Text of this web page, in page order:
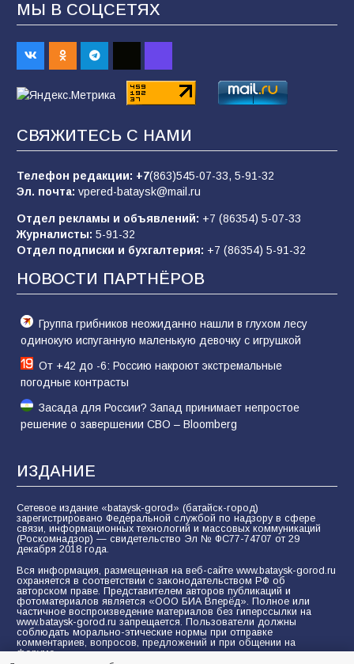
Командовал боем до последнего: герой
Евгений Остапенко
05.08.2026
Батайчане вышли в финал Всероссийского
конкурса «Большая перемена»
62 04.08.2026
В детском саду № 17 прошёл конкурс «Мини-
Мисс»
53 08.08.2026
МЫ В СОЦСЕТЯХ
СВЯЖИТЕСЬ С НАМИ
Телефон редакции: +7(863)545-07-33, 5-91-32
Эл. почта: vpered-bataysk@mail.ru
Отдел рекламы и объявлений: +7 (86354) 5-07-33
Журналисты: 5-91-32
Отдел подписки и бухгалтерия: +7 (86354) 5-91-32
НОВОСТИ ПАРТНЁРОВ
Группа грибников неожиданно нашли в глухом лесу
одинокую испуганную маленькую девочку с игрушкой
От +42 до -6: Россию накроют экстремальные
погодные контрасты
Засада для России? Запад принимает непростое
решение о завершении СВО – Bloomberg
ИЗДАНИЕ
Сетевое издание «bataysk-gorod» (батайск-город)
зарегистрировано Федеральной службой по надзору в сфере
связи, информационных технологий и массовых коммуникаций
(Роскомнадзор) — свидетельство Эл № ФС77-74707 от 29
декабря 2018 года.
Вся информация, размещенная на веб-сайте www.bataysk-gorod.ru
охраняется в соответствии с законодательством РФ об
авторском праве. Представителем авторов публикаций и
фотоматериалов является «ООО БИА Вперёд». Полное или
частичное воспроизведение материалов без гиперссылки на
www.bataysk-gorod.ru запрещается. Пользователи должны
соблюдать морально-этические нормы при отправке
комментариев, вопросов, предложений и при общении на
форуме.